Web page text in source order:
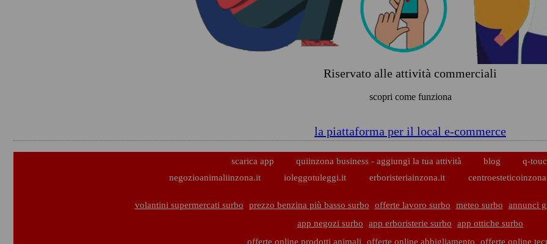
Riservato alle attività commerciali
scopri come funziona
la piattaforma per il local e-commerce
scarica app quiinzona business - aggiungi la tua attività blog
q-
negozioanimaliinzona.it
ioleggotuleggi.it erboristeriainzona.it
volantini supermercati surbo prezzo benzina più basso surbo offerte lavoro surbo meteo surbo
annunci
app negozi surbo
app erboristerie surbo
app ottiche surbo
offerte online prodotti animali
offerte online abbigliamento offerte online